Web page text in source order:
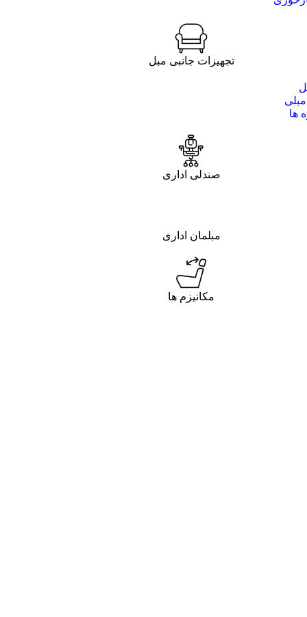
تجهیزات جانبی مبل
ها
صندلی اداری
مبلمان اداری
مکانیزم ها